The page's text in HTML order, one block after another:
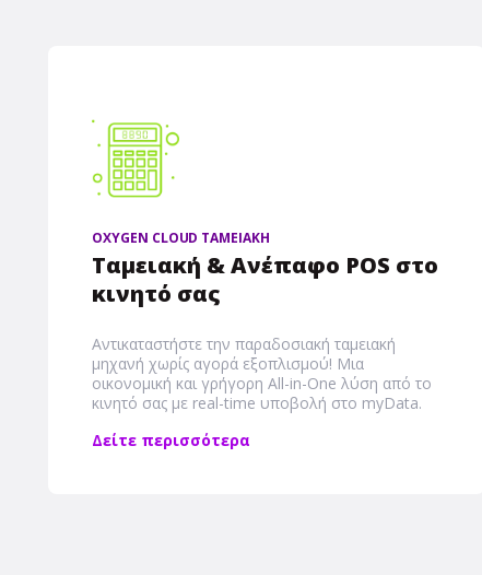
OXYGEN CLOUD ΤΑΜΕΙΑΚΗ
Ταμειακή & Ανέπαφο POS στο
κινητό σας
Αντικαταστήστε την παραδοσιακή ταμειακή
μηχανή χωρίς αγορά εξοπλισμού! Μια
οικονομική και γρήγορη Αll-in-One λύση από το
κινητό σας με real-time υποβολή στο myData.
Δείτε περισσότερα